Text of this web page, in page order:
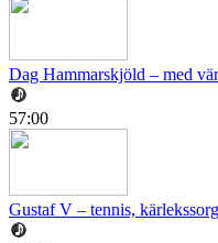
Dag Hammarskjöld – med
57:00
Gustaf V – tennis,